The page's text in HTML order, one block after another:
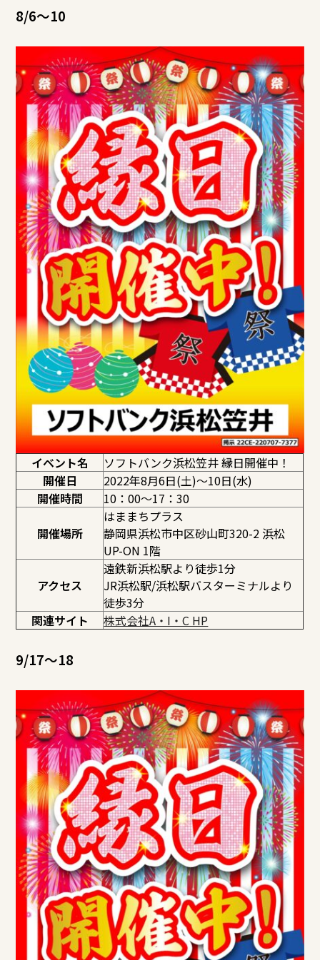
8/6～10
イベント名
ソフトバンク浜松笠井 縁日開催中！
開催日
2022年8月6日(土)～10日(水)
開催時間
10：00～17：30
開催場所
はままちプラス
静岡県浜松市中区砂山町320-2 浜松
UP-ON 1階
アクセス
遠鉄新浜松駅より徒歩1分
JR浜松駅/浜松駅バスターミナルより
徒歩3分
関連サイト
株式会社A・I・C HP
9/17～18